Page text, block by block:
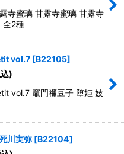
寺蜜璃 甘露寺蜜璃 甘露寺
全2種
vol.7 [B22105]
)
vol.7 竈門禰豆子 堕姫 妓
川実弥 [B22104]